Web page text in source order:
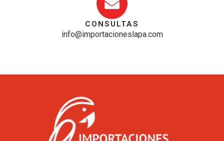
CONSULTAS
info@importacioneslapa.com